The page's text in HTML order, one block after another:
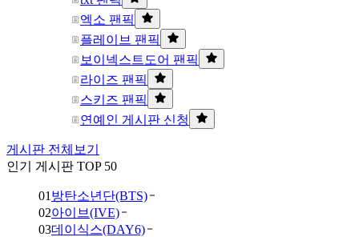
엑소 팬픽
플레이브 팬픽
보이넥스트도어 팬픽
라이즈 팬픽
스키즈 팬픽
연예인 게시판 신청
게시판 전체보기
인기 게시판 TOP 50
01 방탄소년단(BTS)
02아이브(IVE)
03데이식스(DAY6)